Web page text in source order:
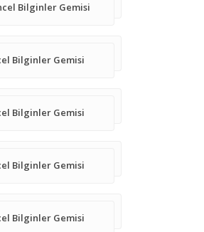
Bilginler Gemisi
Bilginler Gemisi
Bilginler Gemisi
Bilginler Gemisi
Bilginler Gemisi